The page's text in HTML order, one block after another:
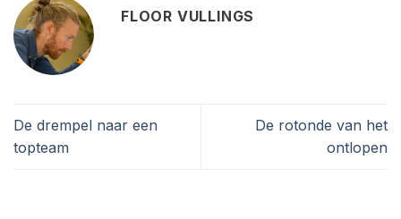
FLOOR VULLINGS
De drempel naar een
topteam
De rotonde van het
ontlopen